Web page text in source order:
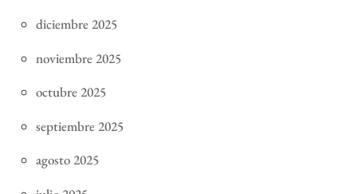
diciembre 2025
noviembre 2025
octubre 2025
septiembre 2025
agosto 2025